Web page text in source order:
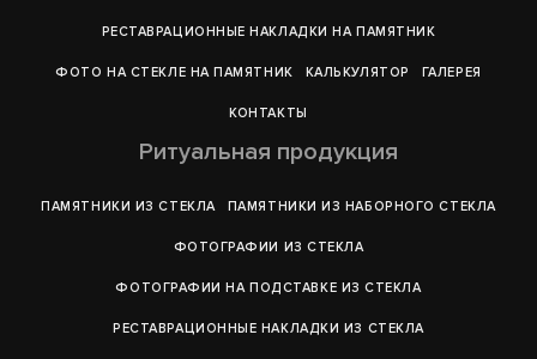
РЕСТАВРАЦИОННЫЕ НАКЛАДКИ НА ПАМЯТНИК
ФОТО НА СТЕКЛЕ НА ПАМЯТНИК КАЛЬКУЛЯТОР ГАЛЕРEЯ
КОНТАКТЫ
Ритуальная продукция
ПАМЯТНИКИ ИЗ СТЕКЛА ПАМЯТНИКИ ИЗ НАБОРНОГО СТЕКЛА
ФОТОГРАФИИ ИЗ СТЕКЛА
ФОТОГРАФИИ НА ПОДСТАВКЕ ИЗ СТЕКЛА
РЕСТАВРАЦИОННЫЕ НАКЛАДКИ ИЗ СТЕКЛА